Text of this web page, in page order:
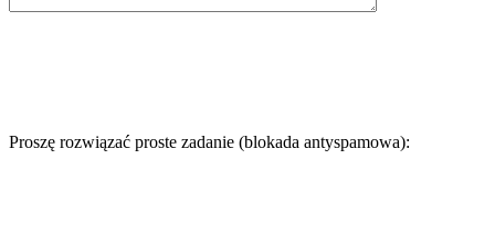
Proszę rozwiązać proste zadanie (blokada antyspamowa):